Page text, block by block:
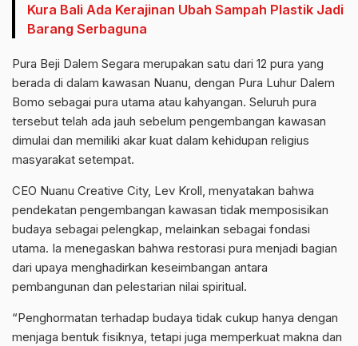
Kura Bali Ada Kerajinan Ubah Sampah Plastik Jadi
Barang Serbaguna
Pura Beji Dalem Segara merupakan satu dari 12 pura yang
berada di dalam kawasan Nuanu, dengan Pura Luhur Dalem
Bomo sebagai pura utama atau kahyangan. Seluruh pura
tersebut telah ada jauh sebelum pengembangan kawasan
dimulai dan memiliki akar kuat dalam kehidupan religius
masyarakat setempat.
CEO Nuanu Creative City, Lev Kroll, menyatakan bahwa
pendekatan pengembangan kawasan tidak memposisikan
budaya sebagai pelengkap, melainkan sebagai fondasi
utama. Ia menegaskan bahwa restorasi pura menjadi bagian
dari upaya menghadirkan keseimbangan antara
pembangunan dan pelestarian nilai spiritual.
“Penghormatan terhadap budaya tidak cukup hanya dengan
menjaga bentuk fisiknya, tetapi juga memperkuat makna dan